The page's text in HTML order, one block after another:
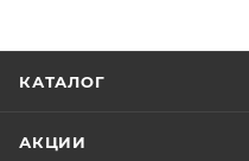
КАТАЛОГ
АКЦИИ